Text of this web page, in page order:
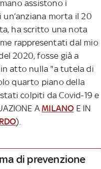
assistono i
morta il 20
ha scritto una nota
rappresentati dal mio
2020, fosse già a
atto nulla "a tutela di
quarto piano della
colpiti da Covid-19 e
AMILANO E IN
).
di prevenzione